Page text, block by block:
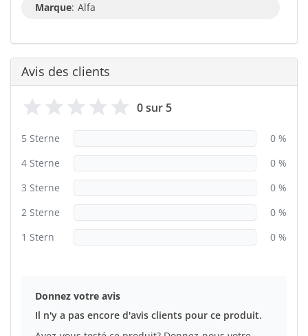
Marque: Alfa
Avis des clients
0 sur 5
5 Sterne
0 %
4 Sterne
0 %
3 Sterne
0 %
2 Sterne
0 %
1 Stern
0 %
Donnez votre avis
Il n'y a pas encore d'avis clients pour ce produit.